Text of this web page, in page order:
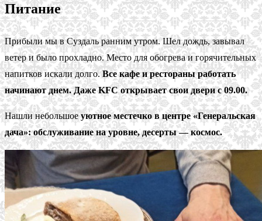
Питание
Прибыли мы в Суздаль ранним утром. Шел дождь, завывал
ветер и было прохладно. Место для обогрева и горячительных
напитков искали долго.Все кафе и рестораны работать
начинают днем. Даже KFC открывает свои двери с 09.00.
Нашли небольшоеуютное местечко в центре «Генеральская
дача»: обслуживание на уровне, десерты — космос.